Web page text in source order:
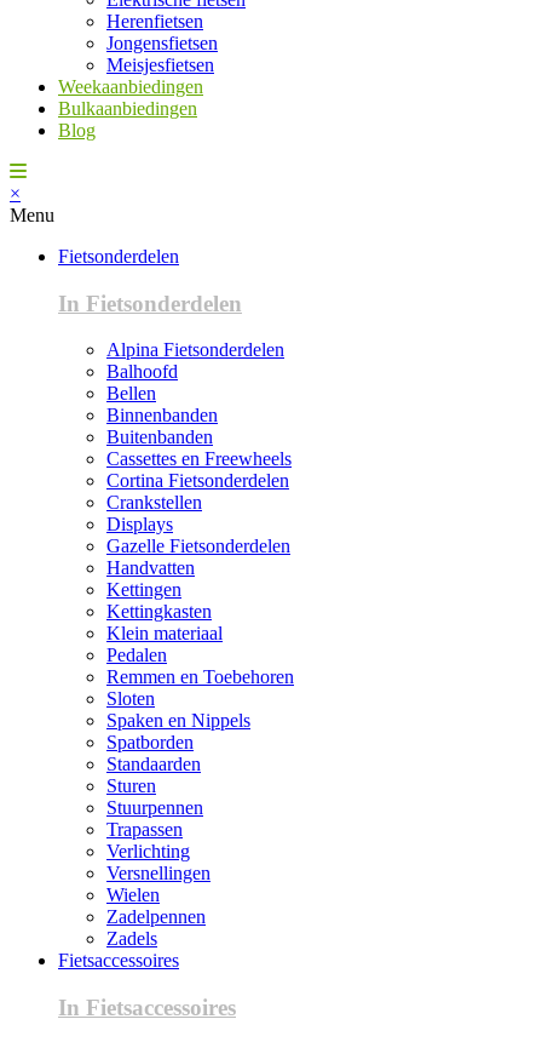
Herenfietsen
Jongensfietsen
Meisjesfietsen
Weekaanbiedingen
Bulkaanbiedingen
Blog
×
Menu
Fietsonderdelen
In Fietsonderdelen
Alpina Fietsonderdelen
Balhoofd
Bellen
Binnenbanden
Buitenbanden
Cassettes en Freewheels
Cortina Fietsonderdelen
Crankstellen
Displays
Gazelle Fietsonderdelen
Handvatten
Kettingen
Kettingkasten
Klein materiaal
Pedalen
Remmen en Toebehoren
Sloten
Spaken en Nippels
Spatborden
Standaarden
Sturen
Stuurpennen
Trapassen
Verlichting
Versnellingen
Wielen
Zadelpennen
Zadels
Fietsaccessoires
In Fietsaccessoires